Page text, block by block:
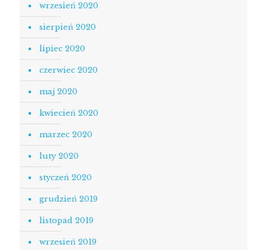
wrzesień 2020
sierpień 2020
lipiec 2020
czerwiec 2020
maj 2020
kwiecień 2020
marzec 2020
luty 2020
styczeń 2020
grudzień 2019
listopad 2019
wrzesień 2019